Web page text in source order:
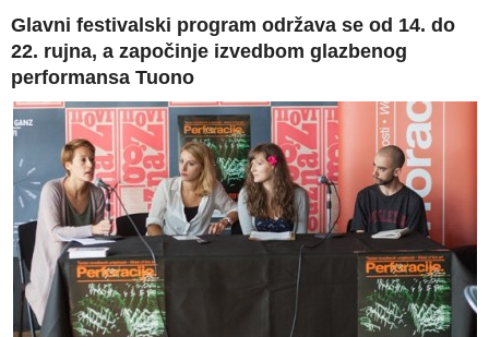
Glavni festivalski program održava se od 14. do
22. rujna, a započinje izvedbom glazbenog
performansa Tuono